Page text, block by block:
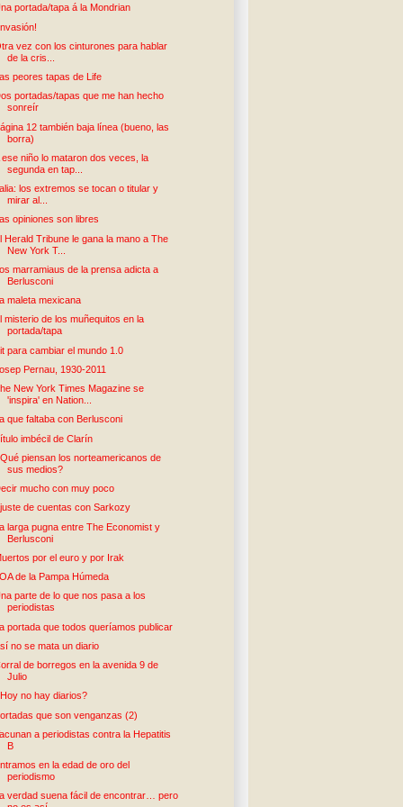
portada/tapa á la Mondrian
vez con los cinturones para hablar
de la cris...
peores tapas de Life
portadas/tapas que me han hecho
sonreír
12 también baja línea (bueno, las
borra)
ese niño lo mataron dos veces, la
segunda en tap...
los extremos se tocan o titular y
mirar al...
Las opiniones son libres
Herald Tribune le gana la mano a The
New York T...
marramiaus de la prensa adicta a
Berlusconi
maleta mexicana
misterio de los muñequitos en la
portada/tapa
para cambiar el mundo 1.0
Pernau, 1930-2011
New York Times Magazine se
'inspira' en Nation...
La que faltaba con Berlusconi
imbécil de Clarín
piensan los norteamericanos de
sus medios?
mucho con muy poco
de cuentas con Sarkozy
larga pugna entre The Economist y
Berlusconi
por el euro y por Irak
de la Pampa Húmeda
parte de lo que nos pasa a los
periodistas
portada que todos queríamos publicar
no se mata un diario
de borregos en la avenida 9 de
Julio
no hay diarios?
que son venganzas (2)
a periodistas contra la Hepatitis
B
en la edad de oro del
periodismo
La verdad suena fácil de encontrar… pero